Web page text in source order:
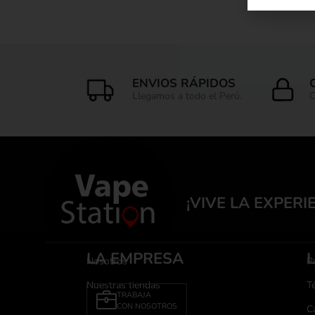
ENVIOS RÁPIDOS
Llegamos a todo el Perú.
¡VIVE LA
LA EMPRESA
Nosotros
Nuestras tiendas
TRABAJA
CON NOSOTROS